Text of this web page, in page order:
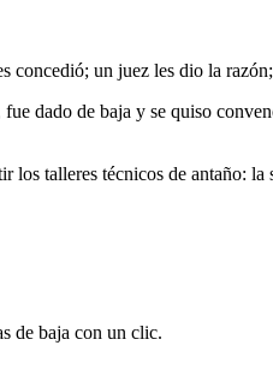
un juez les dio la
dado de baja y se quiso
talleres técnicos de antaño:
de baja con un clic.